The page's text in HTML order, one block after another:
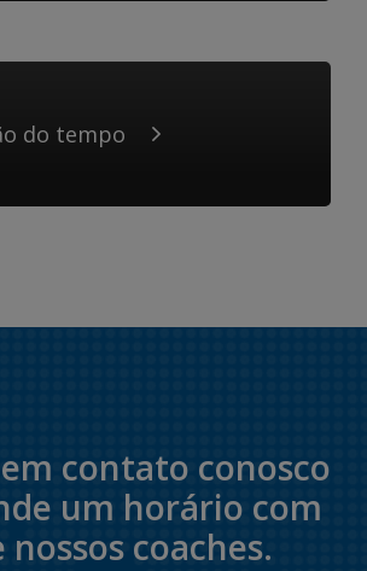
do tempo
contato conosco
um horário com
nossos coaches.